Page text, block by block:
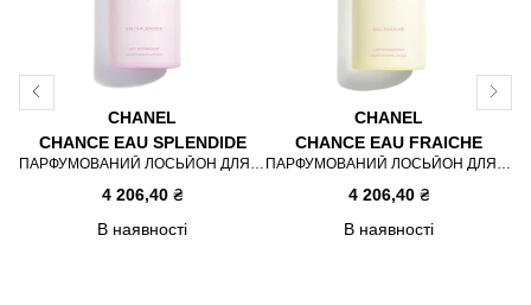
CHANEL
CHANCE EAU SPLENDIDE
4 206,40 ₴
В наявності
CHANEL
CHANCE EAU FRAICHE
4 206,40 ₴
В наявності